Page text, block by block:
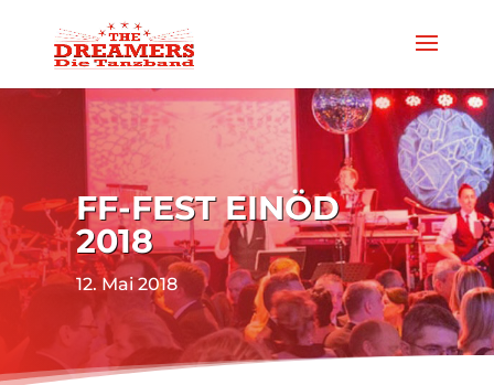
FF-FEST EINÖD
2018
12. Mai 2018